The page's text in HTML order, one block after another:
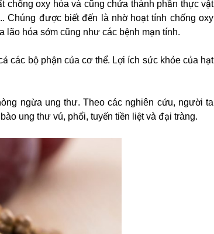
chống oxy hóa và cũng chứa thành phần thực vật
Chúng được biết đến là nhờ hoạt tính chống oxy
lão hóa sớm cũng như các bệnh mạn tính.
các bộ phận của cơ thể. Lợi ích sức khỏe của hạt
ngừa ung thư. Theo các nghiên cứu, người ta
ung thư vú, phổi, tuyến tiền liệt và đại tràng.